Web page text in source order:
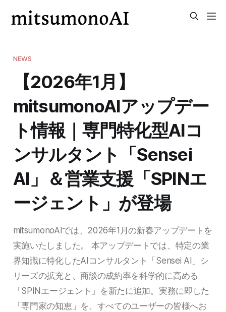
NEWS
【2026年1月】
mitsumonoAIアップデー
ト情報｜専門特化型AIコ
ンサルタント「Sensei
AI」＆営業支援「SPINエ
ージェント」が登場
mitsumonoAIでは、2026年1月の新春アップデートを
実施いたしました。 本アップデートでは、特定の業
界知識に特化したAIコンサルタント「Sensei AI」シ
リーズの拡充と、商談の成約率を科学的に高める
「SPINエージェント」を新たに追加。実務に即した
「専門家の知恵」を、すべてのユーザーの皆様へお